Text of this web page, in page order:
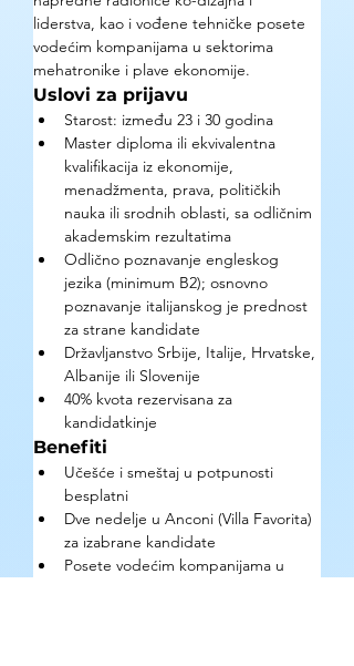
liderstva, kao i vođene tehničke posete
vodećim kompanijama u sektorima
mehatronike i plave ekonomije.
Uslovi za prijavu
Starost: između 23 i 30 godina
Master diploma ili ekvivalentna
kvalifikacija iz ekonomije,
menadžmenta, prava, političkih
nauka ili srodnih oblasti, sa odličnim
akademskim rezultatima
Odlično poznavanje engleskog
jezika (minimum B2); osnovno
poznavanje italijanskog je prednost
za strane kandidate
Državljanstvo Srbije, Italije, Hrvatske,
Albanije ili Slovenije
40% kvota rezervisana za
kandidatkinje
Benefiti
Učešće i smeštaj u potpunosti
besplatni
Dve nedelje u Anconi (Villa Favorita)
za izabrane kandidate
Posete vodećim kompanijama u